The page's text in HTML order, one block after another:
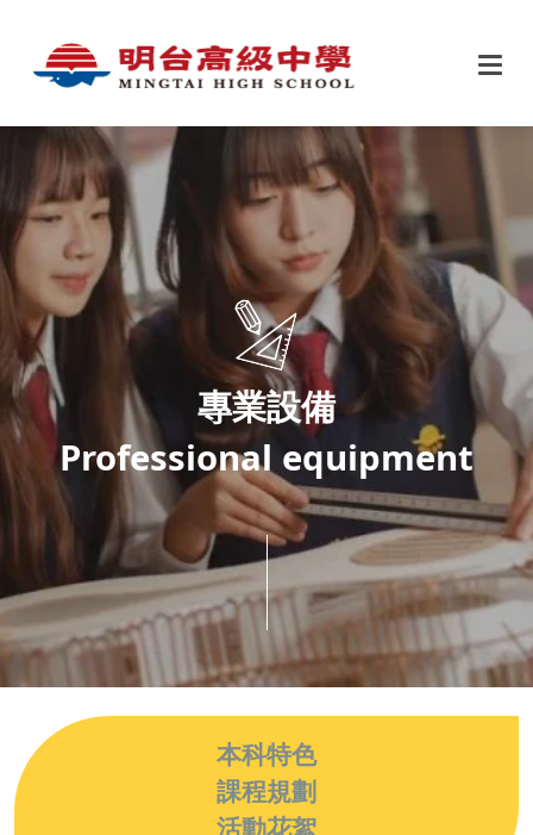
專業設備
Professional equipment
本科特色
課程規劃
活動花絮